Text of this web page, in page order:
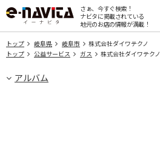
さぁ、今すぐ検索！
ナビタに掲載されている
地元のお店の情報が満載！
トップ 岐阜県 岐阜市
株式会社ダイワテクノ
トップ
公益サービス ガス 株式会社ダイワテクノ
アルバム